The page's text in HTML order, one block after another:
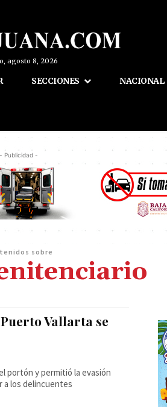
agosto 8, 2026
SECCIONES NACIONAL
- Publicidad -
sobre
Vallarta se
portón y permitió la evasión
a los delincuentes